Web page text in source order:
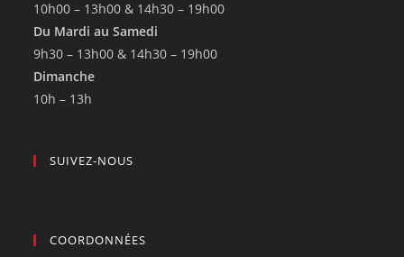
10h00 – 13h00 & 14h30 – 19h00
Du Mardi au Samedi
9h30 – 13h00 & 14h30 – 19h00
Dimanche
10h – 13h
SUIVEZ-NOUS
COORDONNÉES